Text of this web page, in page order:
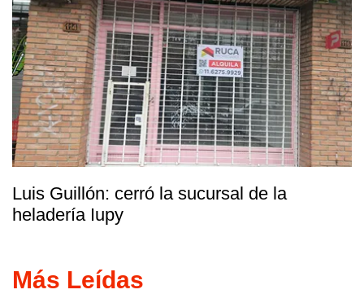
Luis Guillón: cerró la sucursal de la
heladería Iupy
Más Leídas